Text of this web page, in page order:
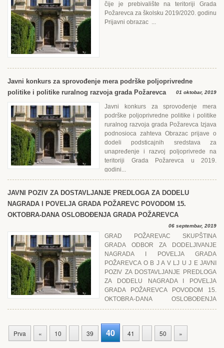
čije je prebivalište na teritoriji Grada
Požarevca za školsku 2019/2020. godinu
Prijavni obrazac ...
Javni konkurs za sprovođenje mera podrške poljoprivredne
politike i politike ruralnog razvoja grada Požarevca
01 oktobar, 2019
Javni konkurs za sprovođenje mera
podrške poljoprivredne politike i politike
ruralnog razvoja grada Požarevca Izjava
podnosioca zahteva Obrazac prijave o
dodeli podsticajnih sredstava za
unapređenje i razvoj poljoprivrede na
teritoriji Grada Požarevca u 2019.
godini...
JAVNI POZIV ZA DOSTAVLJANJЕ PRЕDLOGA ZA DODЕLU
NAGRADA I POVЕLJA GRADA POŽARЕVC POVODOM 15.
OKTOBRA-DANA OSLOBOĐЕNJA GRADA POŽARЕVCA
06 septembar, 2019
GRAD POŽARЕVAC SKUPŠTINA
GRADA ODBOR ZA DODЕLJIVANJЕ
NAGRADA I POVЕLJA GRADA
POŽARЕVCA O B J A V LJ U J Е JAVNI
POZIV ZA DOSTAVLJANJЕ PRЕDLOGA
ZA DODЕLU NAGRADA I POVЕLJA
GRADA POŽARЕVCA POVODOM 15.
OKTOBRA-DANA OSLOBOĐЕNJA
GRADA POŽARЕVCA ...
Prva « 10 39 40 41 50 »